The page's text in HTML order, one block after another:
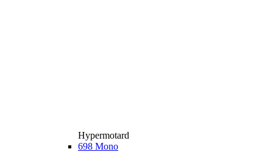
Hypermotard
698 Mono